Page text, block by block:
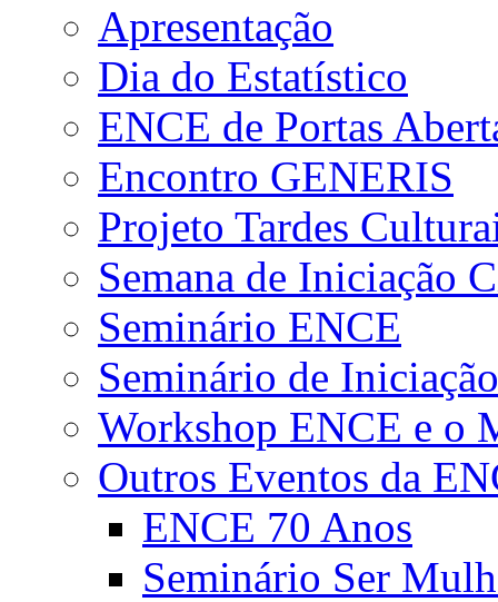
Apresentação
Dia do Estatístico
ENCE de Portas
Encontro GENERIS
Projeto Tardes
Semana de Iniciação
Seminário ENCE
Seminário de
Workshop ENCE e o
Outros Eventos da
ENCE 70 Anos
Seminário Ser